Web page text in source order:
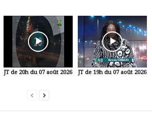
JT de 20h du 07 août 2026 JT de 19h du 07 août 2026